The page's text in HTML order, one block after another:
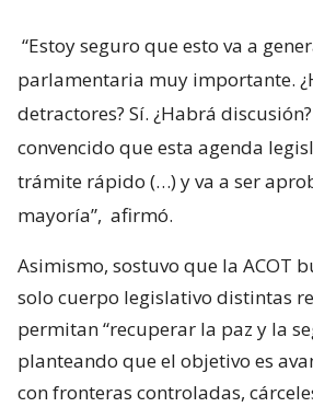
“Estoy seguro que esto va a
parlamentaria muy importante.
detractores? Sí. ¿Habrá
convencido que esta agenda
trámite rápido (…) y va a ser
mayoría”, afirmó.
Asimismo, sostuvo que la ACOT
solo cuerpo legislativo distintas
permitan “recuperar la paz y la
planteando que el objetivo es
con fronteras controladas,